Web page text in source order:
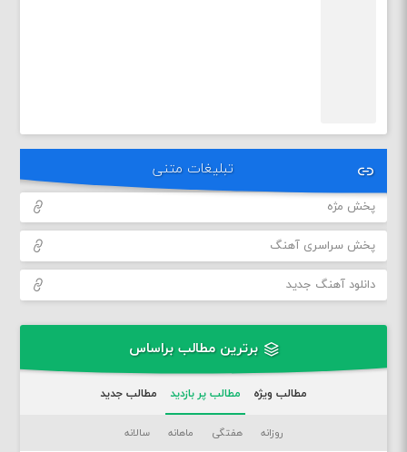
تبلیغات متنی
پخش مژه
پخش سراسری آهنگ
دانلود آهنگ جدید
برترین مطالب براساس
مطالب ویژه مطالب پر بازدید مطالب جدید
روزانه هفتگی ماهانه سالانه